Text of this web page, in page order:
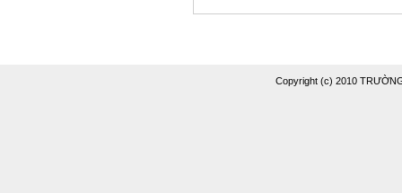
Copyright (c) 2010